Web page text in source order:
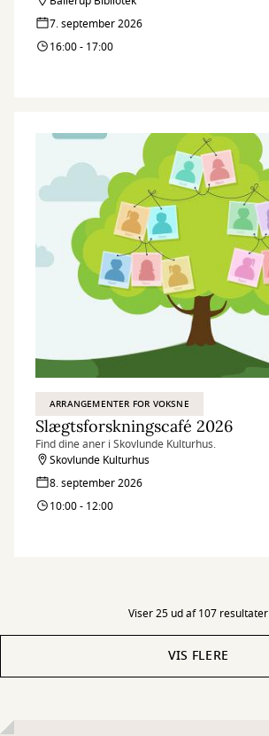
7. september 2026
16:00 - 17:00
ARRANGEMENTER FOR VOKSNE
Slægtsforskningscafé 2026
Find dine aner i Skovlunde Kulturhus.
Skovlunde Kulturhus
8. september 2026
10:00 - 12:00
Viser 25 ud af 107 resultater
VIS FLERE